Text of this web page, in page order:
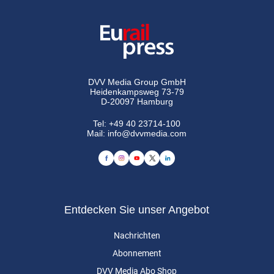
DVV Media Group GmbH
Heidenkampsweg 73-79
D-20097 Hamburg
Tel:+49 40 23714-100
Mail: info@dvvmedia.com
Entdecken Sie unser Angebot
Nachrichten
Abonnement
DVV Media Abo Shop